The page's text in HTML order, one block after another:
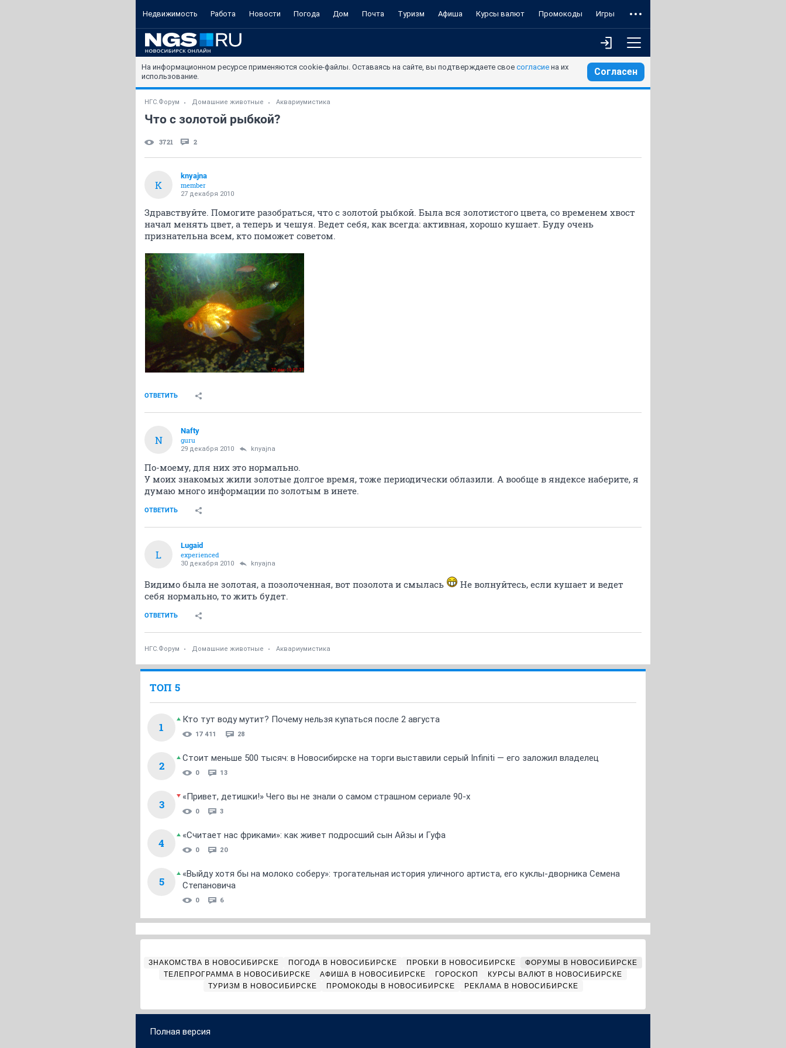
Недвижимость Работа Новости Погода Дом Почта Туризм Афиша Курсы валют Промокоды Игры
На информационном ресурсе применяются cookie-файлы. Оставаясь на сайте, вы подтверждаете свое согласие на их
использование.
Согласен
НГС.Форум Домашние животные Аквариумистика
Что с золотой рыбкой?
3721 2
K
knyajna
member
27 декабря 2010
Здравствуйте. Помогите разобраться, что с золотой рыбкой. Была вся золотистого цвета, со временем хвост
начал менять цвет, а теперь и чешуя. Ведет себя, как всегда: активная, хорошо кушает. Буду очень
признательна всем, кто поможет советом.
ОТВЕТИТЬ
N
Nafty
guru
29 декабря 2010 knyajna
По-моему, для них это нормально.
У моих знакомых жили золотые долгое время, тоже периодически облазили. А вообще в яндексе наберите, я
думаю много информации по золотым в инете.
ОТВЕТИТЬ
L
Lugaid
experienced
30 декабря 2010 knyajna
Видимо была не золотая, а позолоченная, вот позолота и смылась
Не волнуйтесь, если кушает и ведет
себя нормально, то жить будет.
ОТВЕТИТЬ
НГС.Форум Домашние животные Аквариумистика
ТОП 5
1
Кто тут воду мутит? Почему нельзя купаться после 2 августа
17 411 28
2
Стоит меньше 500 тысяч: в Новосибирске на торги выставили серый Infiniti — его заложил владелец
0 13
3
«Привет, детишки!» Чего вы не знали о самом страшном сериале 90-х
0 3
4
«Считает нас фриками»: как живет подросший сын Айзы и Гуфа
0 20
5
«Выйду хотя бы на молоко соберу»: трогательная история уличного артиста, его куклы-дворника Семена
Степановича
0 6
ЗНАКОМСТВА В НОВОСИБИРСКЕ ПОГОДА В НОВОСИБИРСКЕ ПРОБКИ В НОВОСИБИРСКЕ
ФОРУМЫ В НОВОСИБИРСКЕ
ТЕЛЕПРОГРАММА В НОВОСИБИРСКЕ
АФИША В НОВОСИБИРСКЕ ГОРОСКОП
КУРСЫ ВАЛЮТ В НОВОСИБИРСКЕ
ТУРИЗМ В НОВОСИБИРСКЕ
ПРОМОКОДЫ В НОВОСИБИРСКЕ РЕКЛАМА В НОВОСИБИРСКЕ
Полная версия